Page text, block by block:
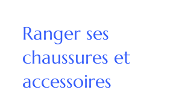
Ranger ses
chaussures et
accessoires